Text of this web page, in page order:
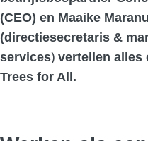
(CEO) en Maaike
(d irectiesecretaris &
services) vertellen alles
Trees for All.